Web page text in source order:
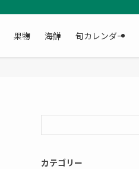
果物 海鮮 旬カレンダー
カテゴリー